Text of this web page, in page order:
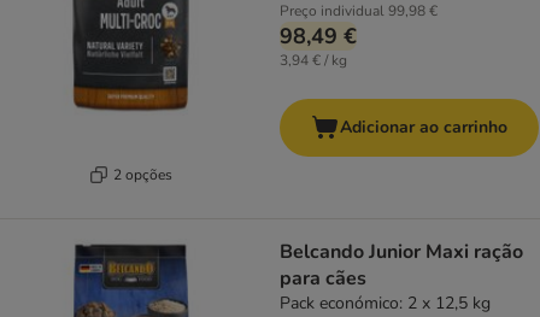
2 opções
Preço individual99,98 €
98,49 €
3,94 € / kg
Adicionar ao carrinho
Belcando Junior Maxi ração
para cães
Pack económico: 2 x 12,5 kg